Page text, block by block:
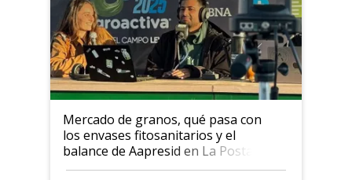
Mercado de granos, qué pasa con
los envases fitosanitarios y el
balance de Aapresid en La Posta